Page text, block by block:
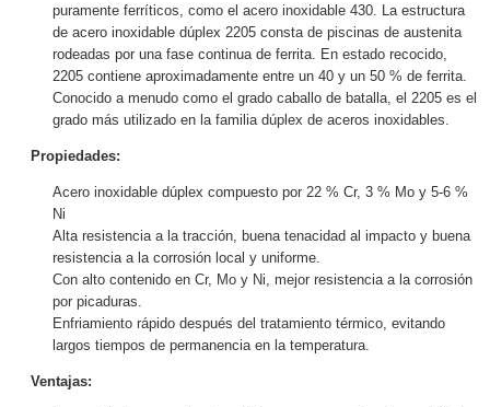
puramente ferríticos, como el acero inoxidable 430. La estructura
de acero inoxidable dúplex 2205 consta de piscinas de austenita
rodeadas por una fase continua de ferrita. En estado recocido,
2205 contiene aproximadamente entre un 40 y un 50 % de ferrita.
Conocido a menudo como el grado caballo de batalla, el 2205 es el
grado más utilizado en la familia dúplex de aceros inoxidables.
Propiedades:
Acero inoxidable dúplex compuesto por 22 % Cr, 3 % Mo y 5-6 %
Ni
Alta resistencia a la tracción, buena tenacidad al impacto y buena
resistencia a la corrosión local y uniforme.
Con alto contenido en Cr, Mo y Ni, mejor resistencia a la corrosión
por picaduras.
Enfriamiento rápido después del tratamiento térmico, evitando
largos tiempos de permanencia en la temperatura.
Ventajas: